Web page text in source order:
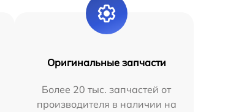
Оригинальные запчасти
Более 20 тыс. запчастей от
производителя в наличии на